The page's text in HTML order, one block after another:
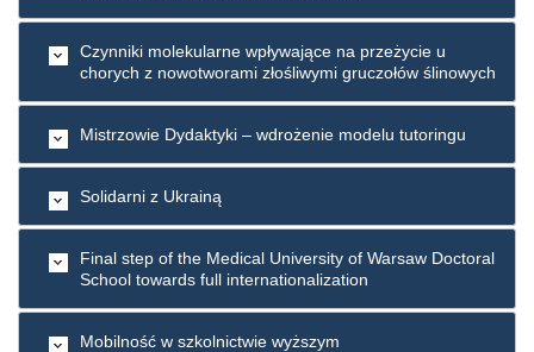
Czynniki molekularne wpływające na przeżycie u
chorych z nowotworami złośliwymi gruczołów ślinowych
Mistrzowie Dydaktyki – wdrożenie modelu tutoringu
Solidarni z Ukrainą
Final step of the Medical University of Warsaw Doctoral
School towards full internationalization
Mobilność w szkolnictwie wyższym